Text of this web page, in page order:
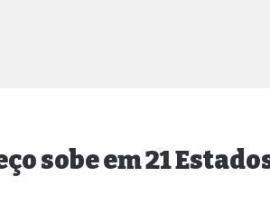
sobe em 21